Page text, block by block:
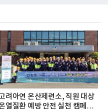
분석한
가한 수
순위는 삼
, 에비앙,
지리산수,
려아연 온산제련소, 직원 대상
열질환 예방 안전 실천 캠페인